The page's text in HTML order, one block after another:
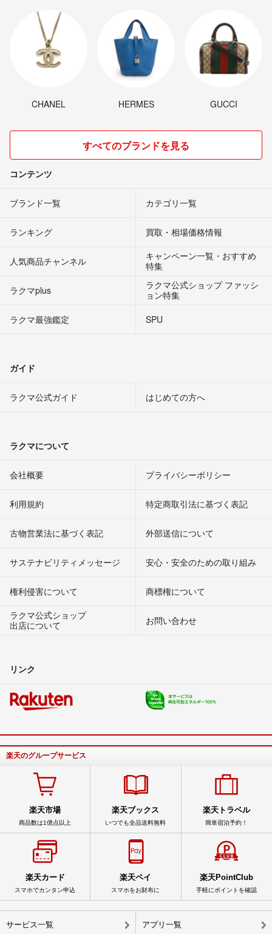
CHANEL HERMES GUCCI
すべてのブランドを見る
コンテンツ
ブランド一覧 カテゴリ一覧
ランキング 買取・相場価格情報
人気商品チャンネル
キャンペーン一覧・おすすめ
特集
ラクマplus
ラクマ公式ショップ ファッシ
ョン特集
ラクマ最強鑑定
SPU
ガイド
ラクマ公式ガイド はじめての方へ
ラクマについて
会社概要 プライバシーポリシー
利用規約 特定商取引法に基づく表記
古物営業法に基づく表記 外部送信について
サステナビリティメッセージ 安心・安全のための取り組み
権利侵害について
商標権について
ラクマ公式ショップ
出店について
お問い合わせ
リンク
楽天のグループサービス
楽天市場
商品数は1億点以上
楽天ブックス
いつでも全品送料無料
楽天トラベル
簡単宿泊予約！
楽天カード
スマホでカンタン申込
楽天ペイ
スマホをお財布に
楽天PointClub
手軽にポイントを確認
サービス一覧 アプリ一覧